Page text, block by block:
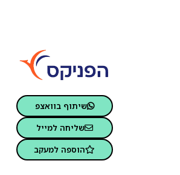
שיתוף בוואצפ
שליחה למייל
הוספה למעקב